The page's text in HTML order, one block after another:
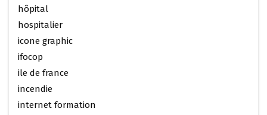
hôpital
hospitalier
icone graphic
ifocop
ile de france
incendie
internet formation